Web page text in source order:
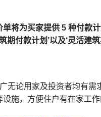
将为买家提供 5 种付款
期付款计划’以及‘灵活建
无论用家及投资者均有需
施，方便住户有在家工作